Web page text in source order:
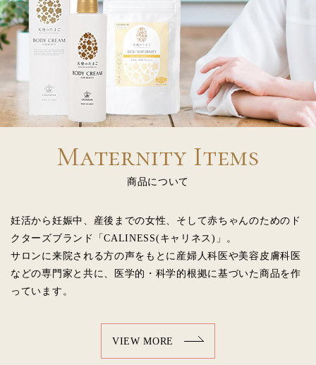
Maternity Items
商品について
妊活から妊娠中、産後までの女性、そして赤ちゃんのためのド
クターズブランド「CALINESS(キャリネス)」。
サロンに来院される方の声をもとに産婦人科医や美容皮膚科医
などの専門家と共に、医学的・科学的根拠に基づいた商品を作
っています。
VIEW MORE